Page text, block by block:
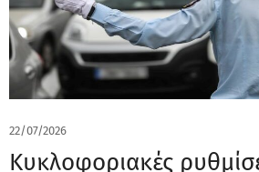
22/07/2026
Κυκλοφοριακές